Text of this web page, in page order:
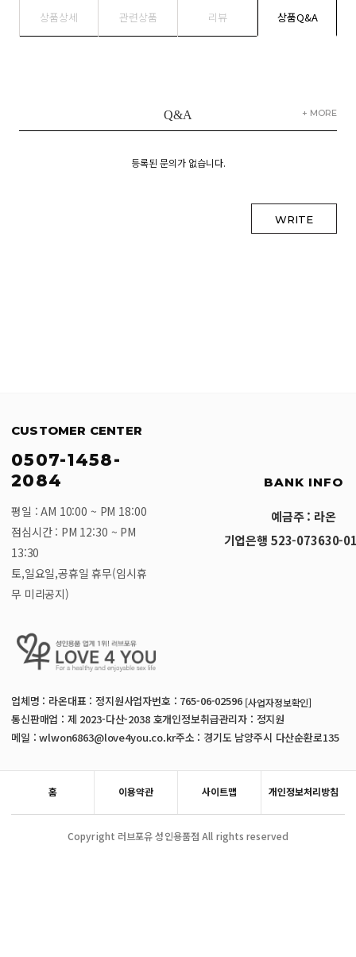
상품상세 관련상품 리뷰 상품Q&A
Q&A + MORE
등록된 문의가 없습니다.
WRITE
CUSTOMER CENTER
0507-1458-
2084
평일 : AM 10:00 ~ PM 18:00
점심시간 : PM 12:30 ~ PM
13:30
토,일요일,공휴일 휴무(임시휴
무 미리공지)
BANK INFO
예금주 : 라온
기업은행 523-073630-
업체명 : 라온대표 : 정지원사업자번호 : 765-06-02596 [사업자정보확인]
통신판매업 : 제 2023-다산-2038 호개인정보취급관리자 : 정지원
메일 : wlwon6863@love4you.co.kr주소 : 경기도 남양주시 다산순환로135
홈 이용약관 사이트맵 개인정보처리방침
Copyright 러브포유 성인용품점 All rights reserved